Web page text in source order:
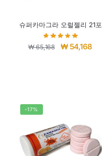
슈퍼카마그라 오럴젤리 21포
₩65,168 ₩54,168
-17%